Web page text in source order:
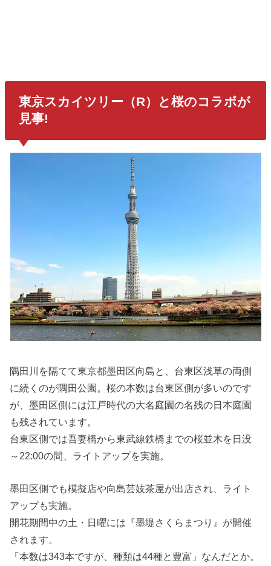
東京スカイツリー（R）と桜のコラボが
見事!
隅田川を隔てて東京都墨田区向島と、台東区浅草の両側
に続くのが隅田公園。桜の本数は台東区側が多いのです
が、墨田区側には江戸時代の大名庭園の名残の日本庭園
も残されています。
台東区側では吾妻橋から東武線鉄橋までの桜並木を日没
～22:00の間、ライトアップを実施。
墨田区側でも模擬店や向島芸妓茶屋が出店され、ライト
アップも実施。
開花期間中の土・日曜には『墨堤さくらまつり』が開催
されます。
「本数は343本ですが、種類は44種と豊富」なんだとか。